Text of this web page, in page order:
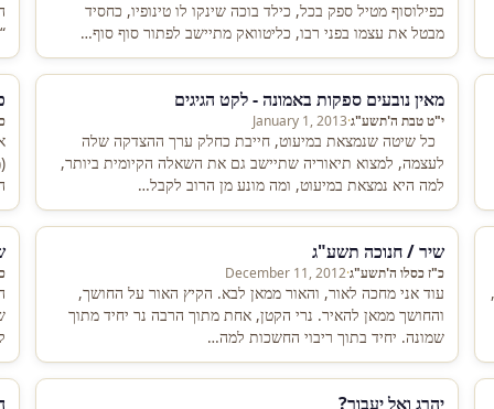
כפילוסוף מטיל ספק בכל, כילד בוכה שינקו לו טינופיו, כחסיד
מבטל את עצמו בפני רבו, כליטוואק מתיישב לפתור סוף סוף…
מאין נובעים ספקות באמונה - לקט הגיגים
י"ט טבת ה'תשע"ג·
January 1, 2013
כל שיטה שנמצאת במיעוט, חייבת כחלק ערך ההצדקה שלה
לעצמה, למצוא תיאוריה שתיישב גם את השאלה הקיומית ביותר,
למה היא נמצאת במיעוט, ומה מונע מן הרוב לקבל…
שיר / חנוכה תשע"ג
כ"ז כסלו ה'תשע"ג·
December 11, 2012
עוד אני מחכה לאור, והאור ממאן לבא. הקיץ האור על החושך,
והחושך ממאן להאיר. נרי הקטן, אחת מתוך הרבה נר יחיד מתוך
שמונה. יחיד בתוך ריבוי החשכות למה…
יהרג ואל יעבור?